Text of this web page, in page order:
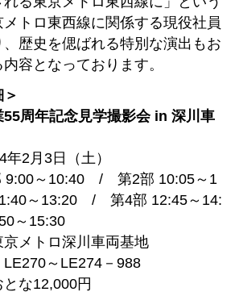
トロ東西線に関係する現役社員
歴史を偲ばれる特別な演出もお
容となっております。
55周年記念見学撮影会 in 深川車
2月3日（土）
9:00～10:40 / 第2部 10:05～1
～13:20 / 第4部 12:45～14:
～15:30
メトロ深川車両基地
～LE274－988
な12,000円